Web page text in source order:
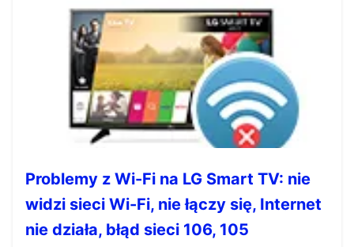
Problemy z Wi-Fi na LG Smart TV: nie
widzi sieci Wi-Fi, nie łączy się, Internet
nie działa, błąd sieci 106, 105